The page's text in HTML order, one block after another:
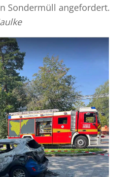
Sondermüll angefordert.